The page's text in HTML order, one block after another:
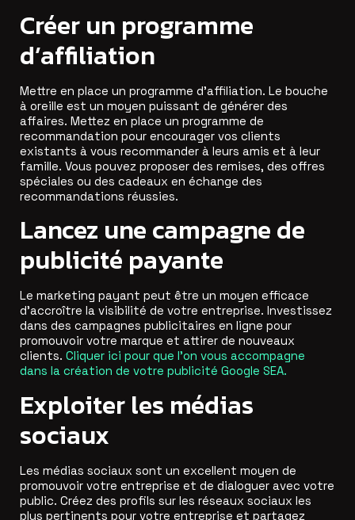
Créer un programme
d’affiliation
Mettre en place un programme d’affiliation. Le bouche
à oreille est un moyen puissant de générer des
affaires. Mettez en place un programme de
recommandation pour encourager vos clients
existants à vous recommander à leurs amis et à leur
famille. Vous pouvez proposer des remises, des offres
spéciales ou des cadeaux en échange des
recommandations réussies.
Lancez une campagne de
publicité payante
Le marketing payant peut être un moyen efficace
d’accroître la visibilité de votre entreprise. Investissez
dans des campagnes publicitaires en ligne pour
promouvoir votre marque et attirer de nouveaux
clients. Cliquer ici pour que l’on vous accompagne
dans la création de votre publicité Google SEA.
Exploiter les médias
sociaux
Les médias sociaux sont un excellent moyen de
promouvoir votre entreprise et de dialoguer avec votre
public. Créez des profils sur les réseaux sociaux les
plus pertinents pour votre entreprise et partagez